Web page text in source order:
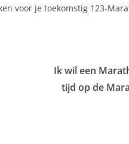
voor je toekomstig 123-
Ik wil een
tijd op de